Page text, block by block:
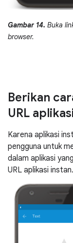
Gambar 14. Buka
browser.
Berikan
URL
Karena aplikasi
pengguna untuk
dalam aplikasi
URL aplikasi instan.